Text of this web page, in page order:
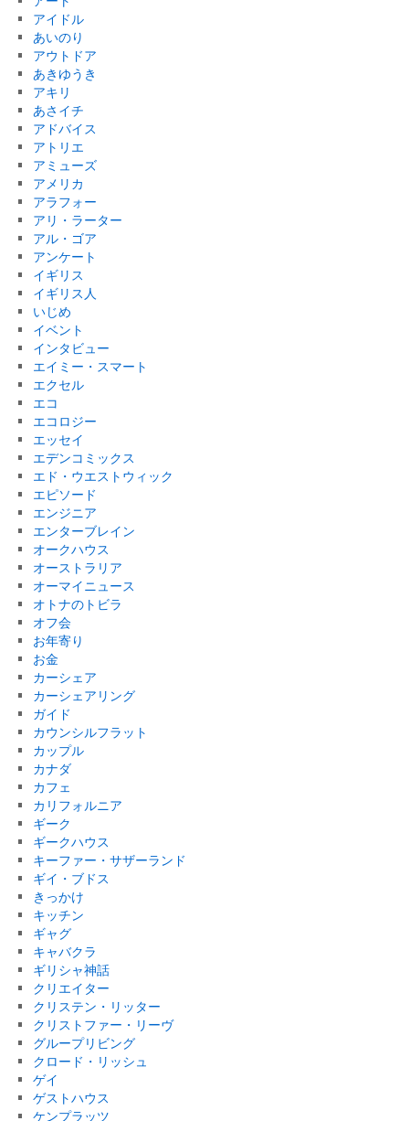
アイドル
あいのり
アウトドア
あきゆうき
アキリ
あさイチ
アドバイス
アトリエ
アミューズ
アメリカ
アラフォー
アリ・ラーター
アル・ゴア
アンケート
イギリス
イギリス人
いじめ
イベント
インタビュー
エイミー・スマート
エクセル
エコ
エコロジー
エッセイ
エデンコミックス
エド・ウエストウィック
エピソード
エンジニア
エンターブレイン
オークハウス
オーストラリア
オーマイニュース
オトナのトビラ
オフ会
お年寄り
お金
カーシェア
カーシェアリング
ガイド
カウンシルフラット
カップル
カナダ
カフェ
カリフォルニア
ギーク
ギークハウス
キーファー・サザーランド
ギイ・ブドス
きっかけ
キッチン
ギャグ
キャバクラ
ギリシャ神話
クリエイター
クリステン・リッター
クリストファー・リーヴ
グループリビング
クロード・リッシュ
ゲイ
ゲストハウス
ケンプラッツ